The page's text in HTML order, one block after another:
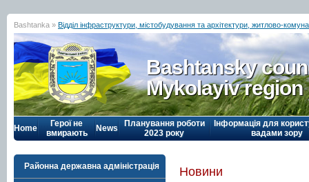
Bashtanka » Відділ інфраструктури, містобудування та архітектури, житлово-
Bashtansky
Mykolayiv region
Home
Герої не
вмирають
News
Планування роботи
2023 року
Інформація для
вадами зору
Районна державна адміністрація Новини